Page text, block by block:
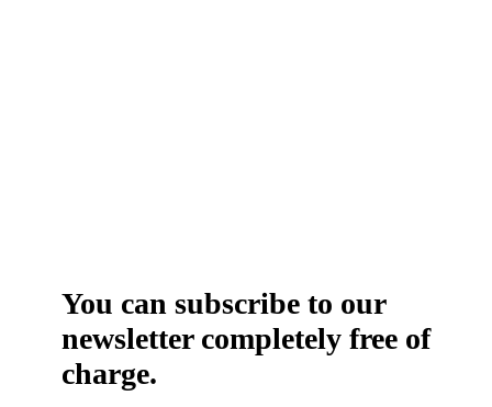
You can subscribe to our
newsletter completely free of
charge.